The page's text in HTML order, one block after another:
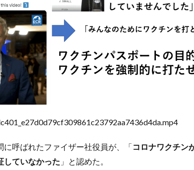
に呼ばれたファイザー社役員が、「コロナワクチン
していなかった 」と認めた。